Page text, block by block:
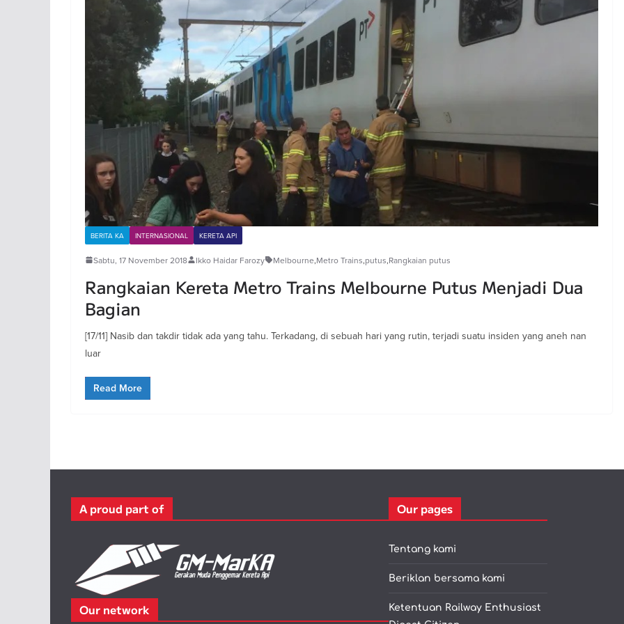
BERITA KA INTERNASIONAL KERETA API
Sabtu, 17 November 2018 Ikko Haidar Farozy Melbourne,Metro Trains,putus,Rangkaian putus
Rangkaian Kereta Metro Trains Melbourne Putus Menjadi Dua
Bagian
[17/11] Nasib dan takdir tidak ada yang tahu. Terkadang, di sebuah hari yang rutin, terjadi suatu insiden yang aneh nan
luar
Read More
A proud part of
Our network
Our pages
Tentang kami
Beriklan bersama kami
Ketentuan Railway Enthusiast